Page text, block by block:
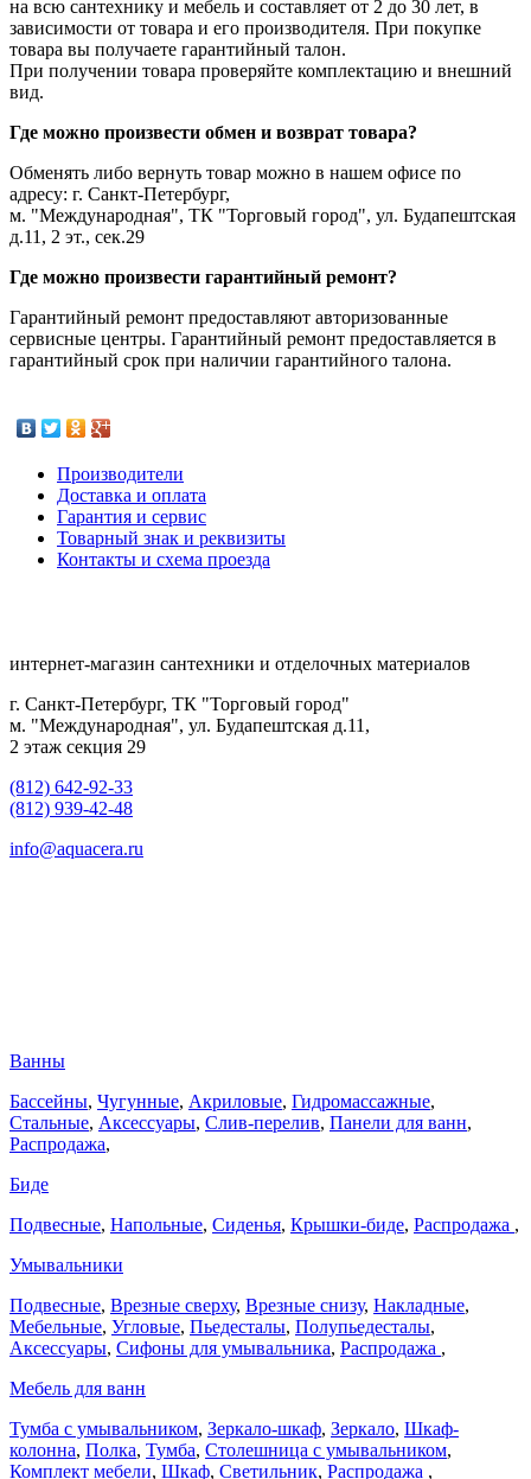
на всю сантехнику и мебель и составляет от 2 до 30 лет, в
зависимости от товара и его производителя. При покупке
товара вы получаете гарантийный талон.
При получении товара проверяйте комплектацию и внешний
вид.
Где можно произвести обмен и возврат товара?
Обменять либо вернуть товар можно в нашем офисе по
адресу: г. Санкт-Петербург,
м. "Международная", ТК "Торговый город", ул. Будапештская
д.11, 2 эт., сек.29
Где можно произвести гарантийный ремонт?
Гарантийный ремонт предоставляют авторизованные
сервисные центры. Гарантийный ремонт предоставляется в
гарантийный срок при наличии гарантийного талона.
Производители
Доставка и оплата
Гарантия и сервис
Товарный знак и реквизиты
Контакты и схема проезда
интернет-магазин сантехники и отделочных материалов
г. Санкт-Петербург, ТК "Торговый город"
м. "Международная", ул. Будапештская д.11,
2 этаж секция 29
(812) 642-92-33
(812) 939-42-48
info@aquacera.ru
Ванны
Бассейны, Чугунные, Акриловые, Гидромассажные,
Стальные, Аксессуары, Слив-перелив, Панели для ванн,
Распродажа,
Биде
Подвесные, Напольные, Сиденья, Крышки-биде, Распродажа ,
Умывальники
Подвесные, Врезные сверху, Врезные снизу, Накладные,
Мебельные, Угловые, Пьедесталы, Полупьедесталы,
Аксессуары, Сифоны для умывальника, Распродажа ,
Мебель для ванн
Тумба с умывальником, Зеркало-шкаф, Зеркало, Шкаф-
колонна, Полка, Тумба, Столешница с умывальником,
Комплект мебели, Шкаф, Светильник, Распродажа ,